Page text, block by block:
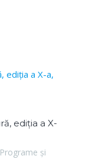
ediția a X-
Programe și